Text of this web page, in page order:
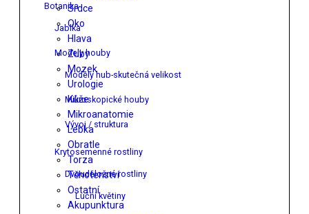
Srdce
Oko
Hlava
Zuby
Mozek
Urologie
Kůže
Mikroanatomie
Lebka
Obratle
Torza
Těhotenství
Ostatní
Akupunktura
Botanika
Jablka
Modely houby
Modely hub-skutečná velikost
Mikroskopické houby
Vývoj / struktura
Krytosemenné rostliny
Dvouděložné rostliny
Luční květiny